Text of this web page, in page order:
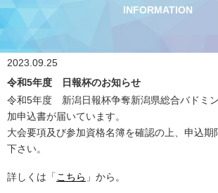
INFORMATION
2023.09.25
令和5年度 日報杯のお知らせ
令和5年度 新潟日報杯争奪新潟県総合バドミ
加申込書が届いています。
大会要項及び参加資格名簿を確認の上、申込期
下さい。
詳しくは「 こちら 」から。